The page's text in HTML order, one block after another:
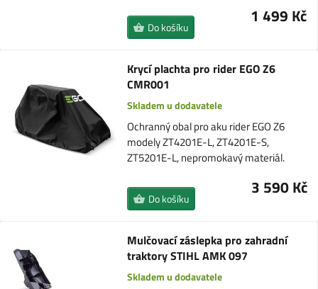
1 499 Kč
Do košíku
Krycí plachta pro rider EGO Z6
CMR001
Skladem u dodavatele
Ochranný obal pro aku rider EGO Z6
modely ZT4201E-L, ZT4201E-S,
ZT5201E-L, nepromokavý materiál.
3 590 Kč
Do košíku
Mulčovací záslepka pro zahradní
traktory STIHL AMK 097
Skladem u dodavatele